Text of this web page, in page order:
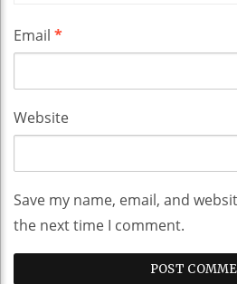
Email *
Website
Save my name, email, and
the next time I comment.